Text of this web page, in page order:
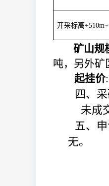
开采标高
矿山规
吨，另外矿
起挂价:
四、
未成
五、
无。